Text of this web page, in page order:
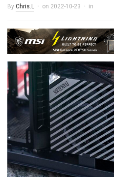
By Chris.L on 2022-10-23 in